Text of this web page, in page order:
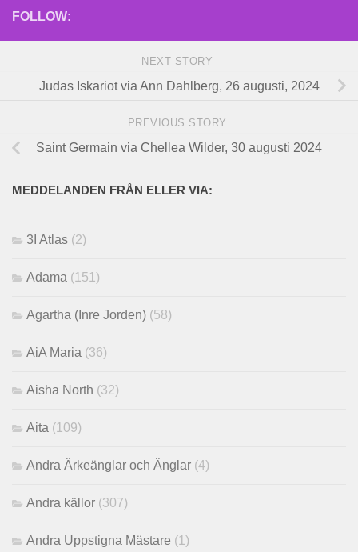
FOLLOW:
NEXT STORY
Judas Iskariot via Ann Dahlberg, 26 augusti, 2024
PREVIOUS STORY
Saint Germain via Chellea Wilder, 30 augusti 2024
MEDDELANDEN FRÅN ELLER VIA:
3I Atlas (2)
Adama (151)
Agartha (Inre Jorden) (58)
AiA Maria (36)
Aisha North (32)
Aita (109)
Andra Ärkeänglar och Änglar (4)
Andra källor (307)
Andra Uppstigna Mästare (1)